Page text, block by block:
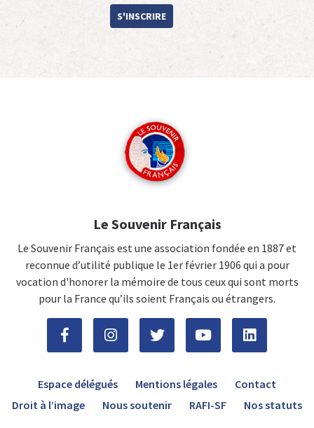
S'INSCRIRE
Le Souvenir Français
Le Souvenir Français est une association fondée en 1887 et
reconnue d’utilité publique le 1er février 1906 qui a pour
vocation d'honorer la mémoire de tous ceux qui sont morts
pour la France qu’ils soient Français ou étrangers.
Espace délégués Mentions légales
Contact
Droit à l’image
Nous soutenir RAFI-SF Nos statuts